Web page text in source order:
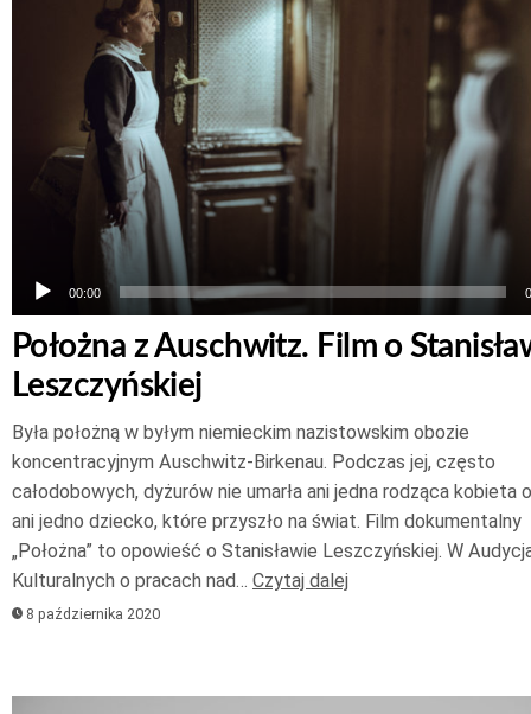
dźwiękowych
00:00
Położna z Auschwitz. Film o
Leszczyńskiej
Była położną w byłym niemieckim nazistowskim obozie
koncentracyjnym Auschwitz-Birkenau. Podczas jej, często
całodobowych, dyżurów nie umarła ani jedna rodząca kobieta
ani jedno dziecko, które przyszło na świat. Film dokumentalny
„Położna” to opowieść o Stanisławie Leszczyńskiej. W
Kulturalnych o pracach nad… Czytaj dalej
8 października 2020